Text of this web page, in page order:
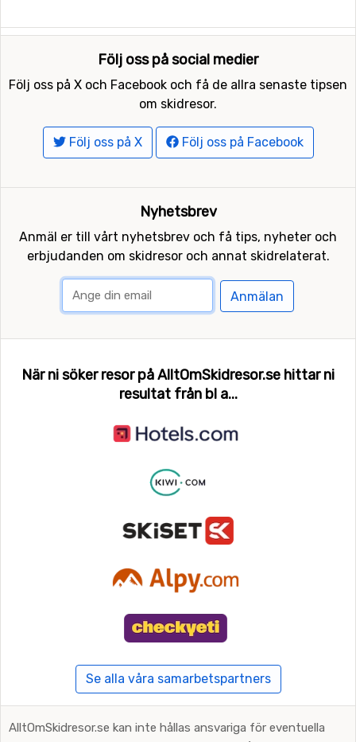
Följ oss på social medier
Följ oss på X och Facebook och få de allra senaste tipsen
om skidresor.
Följ oss på X Följ oss på Facebook
Nyhetsbrev
Anmäl er till vårt nyhetsbrev och få tips, nyheter och
erbjudanden om skidresor och annat skidrelaterat.
Anmälan
När ni söker resor på AlltOmSkidresor.se hittar ni
resultat från bl a...
Se alla våra samarbetspartners
AlltOmSkidresor.se kan inte hållas ansvariga för eventuella